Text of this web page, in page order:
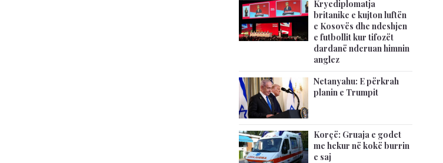
Kryediplomatja
britanike e kujton luftën
e Kosovës dhe ndeshjen
e futbollit kur tifozët
dardanë nderuan himnin
anglez
Netanyahu: E përkrah
planin e Trumpit
Korçë: Gruaja e godet
me hekur në kokë burrin
e saj